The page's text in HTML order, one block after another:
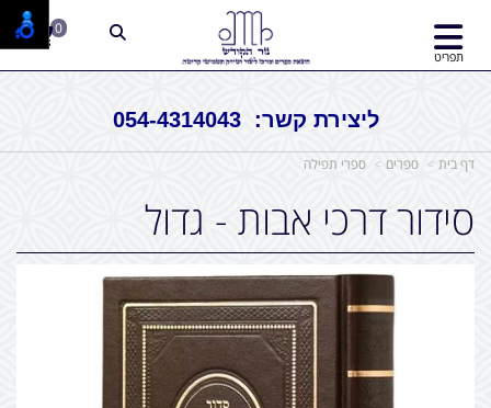
ליצירת קשר: 054-4314043
תפריט
0
דף בית ספרים ספרי תפילה
סידור דרכי אבות - גדול